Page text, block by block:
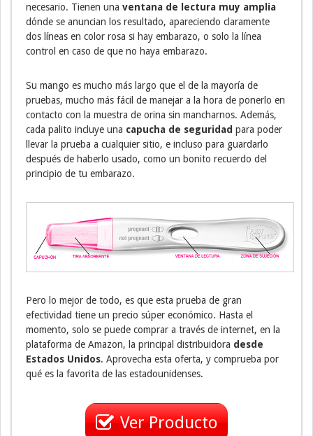
necesario. Tienen una ventana de lectura muy amplia
dónde se anuncian los resultado, apareciendo claramente
dos líneas en color rosa si hay embarazo, o solo la línea
control en caso de que no haya embarazo.
Su mango es mucho más largo que el de la mayoría de
pruebas, mucho más fácil de manejar a la hora de ponerlo en
contacto con la muestra de orina sin mancharnos. Además,
cada palito incluye una capucha de seguridad para poder
llevar la prueba a cualquier sitio, e incluso para guardarlo
después de haberlo usado, como un bonito recuerdo del
principio de tu embarazo.
Pero lo mejor de todo, es que esta prueba de gran
efectividad tiene un precio súper económico. Hasta el
momento, solo se puede comprar a través de internet, en la
plataforma de Amazon, la principal distribuidora desde
Estados Unidos. Aprovecha esta oferta, y comprueba por
qué es la favorita de las estadounidenses.
Ver Producto